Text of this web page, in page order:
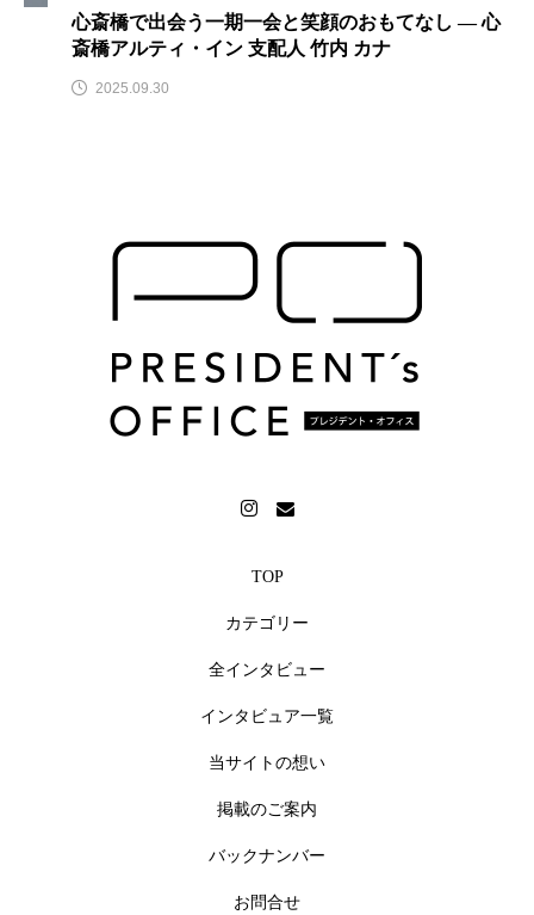
心斎橋で出会う一期一会と笑顔のおもてなし ― 心
斎橋アルティ・イン 支配人 竹内 カナ
2025.09.30
TOP
カテゴリー
全インタビュー
インタビュア一覧
当サイトの想い
掲載のご案内
バックナンバー
お問合せ